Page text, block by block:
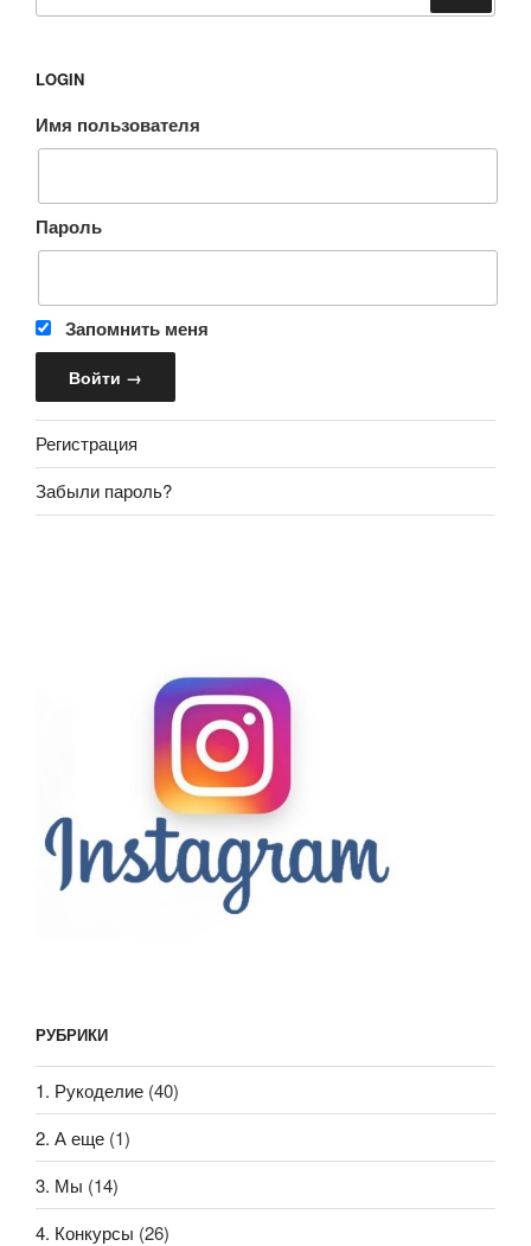
LOGIN
Имя пользователя
Пароль
Запомнить меня
Регистрация
Забыли пароль?
РУБРИКИ
1. Рукоделие (40)
2. А еще (1)
3. Мы (14)
4. Конкурсы (26)